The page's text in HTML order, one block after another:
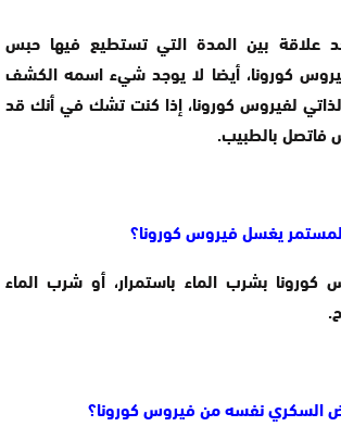
علاقة بين المدة التي تستطيع فيها حبس
كورونا، أيضا لا يوجد شيء اسمه الكشف
لفيروس كورونا، إذا كنت تشك في أنك قد
فاتصل بالطبيب.
كورونا بشرب الماء باستمرار، أو شرب الماء